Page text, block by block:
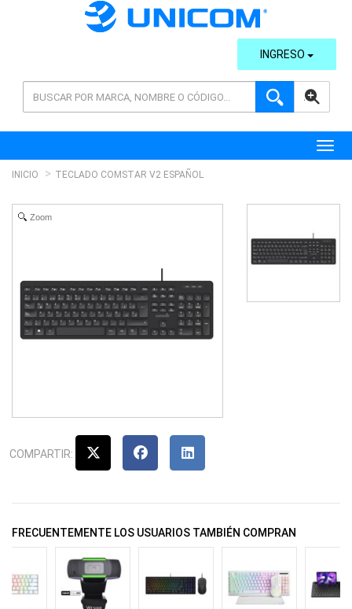
AVANZADA
INGRESO
INICIO TECLADO COMSTAR V2 ESPAÑOL
Zoom
COMPARTIR:
FRECUENTEMENTE LOS USUARIOS TAMBIÉN COMPRAN